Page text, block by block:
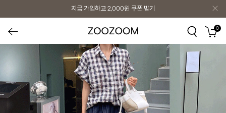
지금 가입하고 2,000원 쿠폰 받기
0